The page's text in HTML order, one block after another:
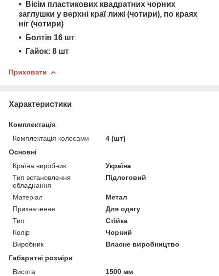
Вісім пластикових квадратних чорних
заглушки у верхні краї лижі (чотири), по краях
ніг (чотири)
Болтів 16 шт
Гайок: 8 шт
Приховати
Характеристики
Комплектація
Комплектація колесами
4 (шт)
Основні
Країна виробник
Україна
Тип встановлення
обладнання
Підлоговий
Матеріал
Метал
Призначення
Для одягу
Тип
Стійка
Колір
Чорний
Виробник
Власне виробництво
Габаритні розміри
Висота
1500 мм